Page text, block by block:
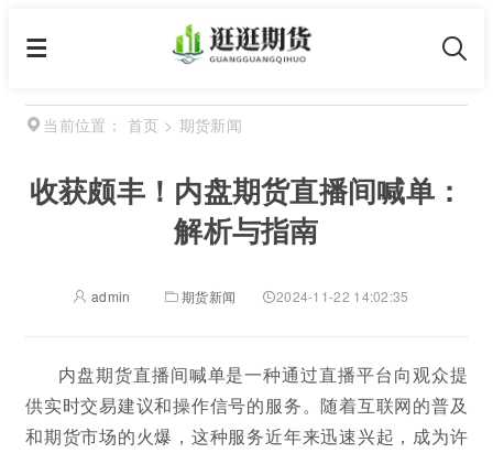
当前位置： 首页 > 期货新闻
收获颇丰！内盘期货直播间喊单：
解析与指南
admin 期货新闻 2024-11-22 14:02:35
内盘期货直播间喊单是一种通过直播平台向观众提
供实时交易建议和操作信号的服务。随着互联网的普及
和期货市场的火爆，这种服务近年来迅速兴起，成为许